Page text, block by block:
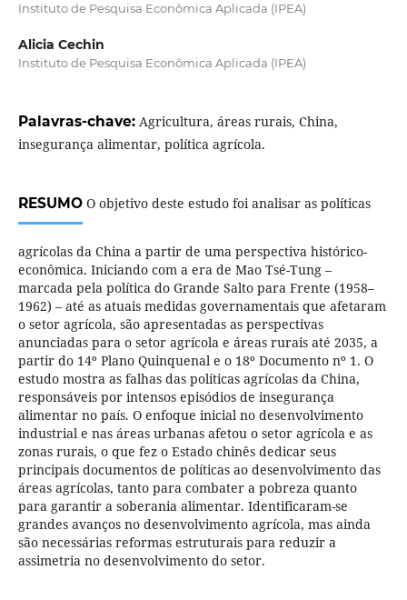
Instituto de Pesquisa Econômica Aplicada (IPEA)
Alicia Cechin
Instituto de Pesquisa Econômica Aplicada (IPEA)
Palavras-chave: Agricultura, áreas rurais, China,
insegurança alimentar, política agrícola.
RESUMOO objetivo deste estudo foi analisar as políticas
agrícolas da China a partir de uma perspectiva histórico-
econômica. Iniciando com a era de Mao Tsé-Tung –
marcada pela política do Grande Salto para Frente (1958–
1962) – até as atuais medidas governamentais que afetaram
o setor agrícola, são apresentadas as perspectivas
anunciadas para o setor agrícola e áreas rurais até 2035, a
partir do 14º Plano Quinquenal e o 18º Documento nº 1. O
estudo mostra as falhas das políticas agrícolas da China,
responsáveis por intensos episódios de insegurança
alimentar no país. O enfoque inicial no desenvolvimento
industrial e nas áreas urbanas afetou o setor agrícola e as
zonas rurais, o que fez o Estado chinês dedicar seus
principais documentos de políticas ao desenvolvimento das
áreas agrícolas, tanto para combater a pobreza quanto
para garantir a soberania alimentar. Identificaram-se
grandes avanços no desenvolvimento agrícola, mas ainda
são necessárias reformas estruturais para reduzir a
assimetria no desenvolvimento do setor.